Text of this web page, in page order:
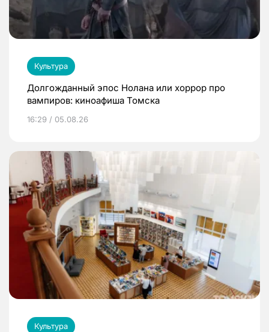
Культура
Долгожданный эпос Нолана или хоррор про
вампиров: киноафиша Томска
16:29 / 05.08.26
Культура